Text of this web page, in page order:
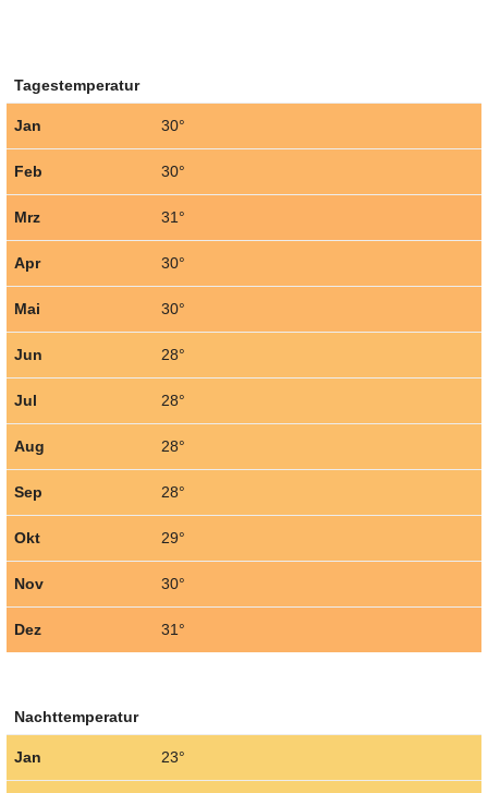
Tagestemperatur
Jan 30°
Feb 30°
Mrz 31°
Apr 30°
Mai 30°
Jun 28°
Jul 28°
Aug 28°
Sep 28°
Okt 29°
Nov 30°
Dez 31°
Nachttemperatur
Jan 23°